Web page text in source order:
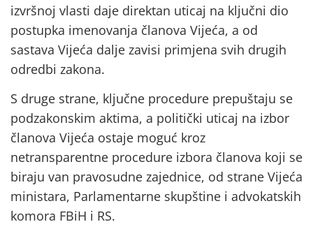
izvršnoj vlasti daje direktan uticaj na ključni dio
postupka imenovanja članova Vijeća, a od
sastava Vijeća dalje zavisi primjena svih drugih
odredbi zakona.
S druge strane, ključne procedure prepuštaju se
podzakonskim aktima, a politički uticaj na izbor
članova Vijeća ostaje moguć kroz
netransparentne procedure izbora članova koji se
biraju van pravosudne zajednice, od strane Vijeća
ministara, Parlamentarne skupštine i advokatskih
komora FBiH i RS.